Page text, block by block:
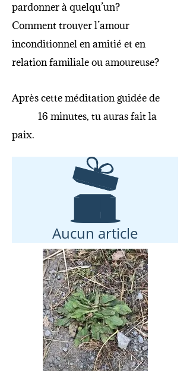
pardonner à quelqu’un?
Comment trouver l’amour
inconditionnel en amitié et en
relation familiale ou amoureuse?
Après cette méditation guidée de
16 minutes, tu auras fait la
paix.
Aucun article